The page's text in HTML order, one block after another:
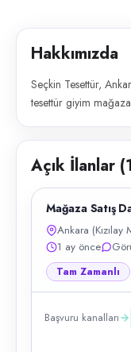
Hakkımızda
Seçkin Tesettür,
tesettür giyim
Açık İlanlar (1
Mağaza Satış
Ankara (Kızılay
1 ay önce
Tam Zamanlı
Başvuru kanalları